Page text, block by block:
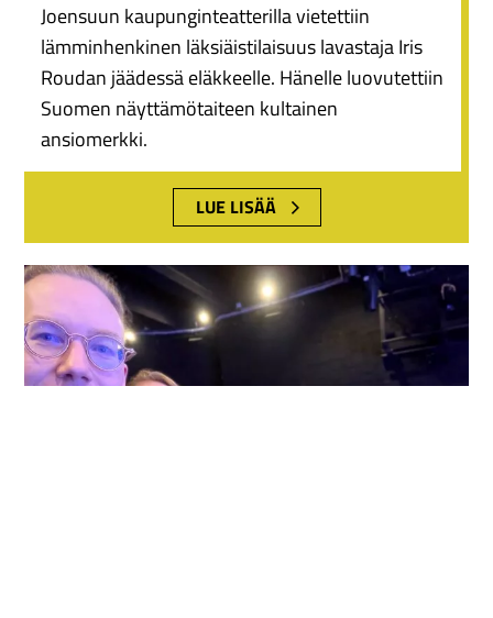
Joensuun kaupunginteatterilla vietettiin
lämminhenkinen läksiäistilaisuus lavastaja Iris
Roudan jäädessä eläkkeelle. Hänelle luovutettiin
Suomen näyttämötaiteen kultainen
ansiomerkki.
LUE LISÄÄ